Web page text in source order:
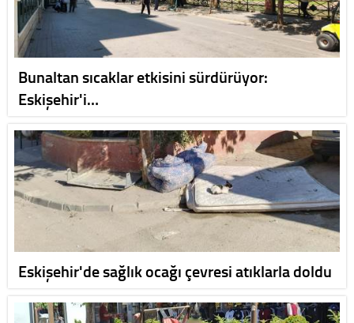
Bunaltan sıcaklar etkisini sürdürüyor:
Eskişehir'i…
Eskişehir'de sağlık ocağı çevresi atıklarla doldu